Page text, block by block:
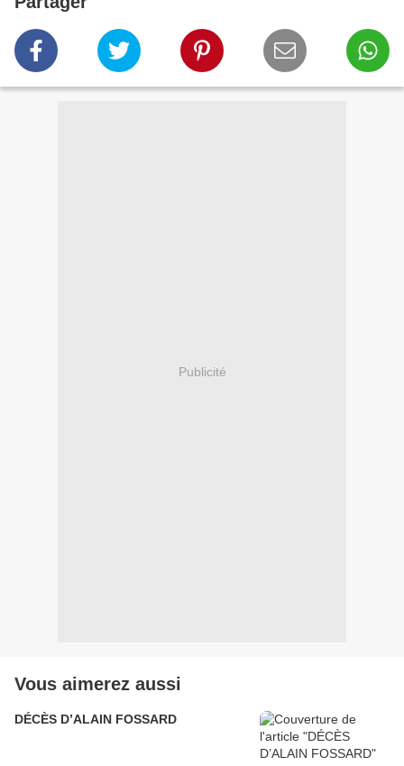
Publicité
Vous aimerez aussi
DÉCÈS D’ALAIN FOSSARD